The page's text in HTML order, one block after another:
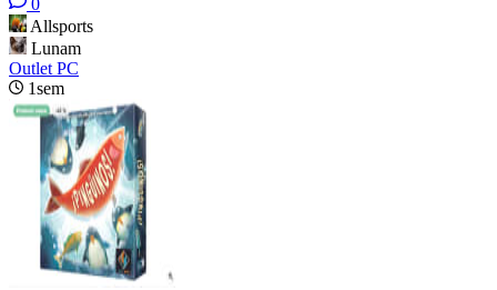
Allsports
Lunam
Outlet PC
1sem